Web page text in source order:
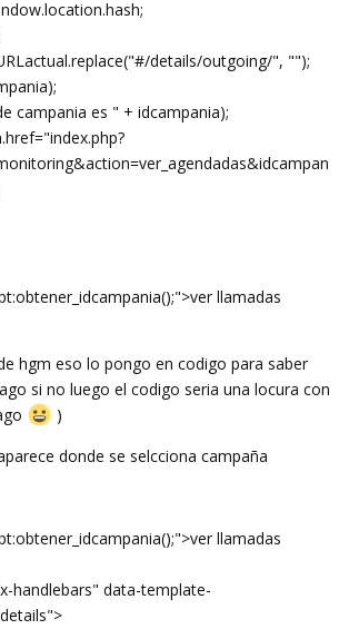
details/outgoing/", "");
campania es " + idcampania);
llamadas
hgm eso lo pongo en codigo para saber
si no luego el codigo seria una locura con
)
donde se selcciona campaña
llamadas
handlebars" data-template-